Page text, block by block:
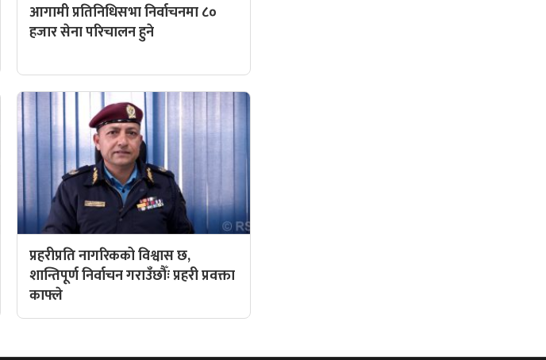
आगामी प्रतिनिधिसभा निर्वाचनमा ८०
हजार सेना परिचालन हुने
प्रहरीप्रति नागरिकको विश्वास छ,
शान्तिपूर्ण निर्वाचन गराउँछौँः प्रहरी प्रवक्ता
काफ्ले